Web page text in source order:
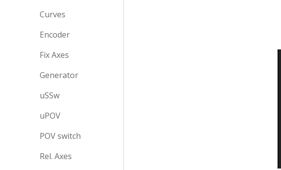
Curves
Encoder
Fix Axes
Generator
uSSw
uPOV
POV switch
Rel. Axes